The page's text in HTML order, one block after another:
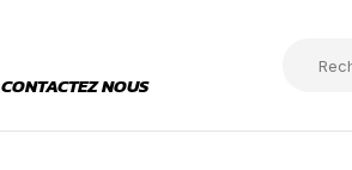
CONTACTEZ NOUS